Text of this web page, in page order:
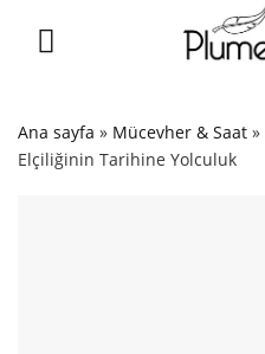
Ana sayfa » Mücevher & Saat »
Elçiliğinin Tarihine Yolculuk